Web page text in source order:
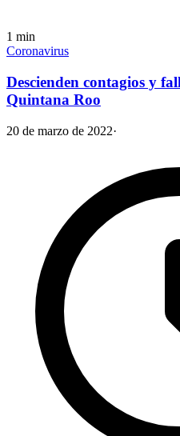
1 min
Coronavirus
Descienden contagios y
Quintana Roo
20 de marzo de 2022·